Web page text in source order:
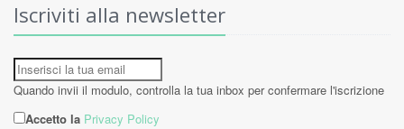
Iscriviti alla newsletter
Quando invii il modulo, controlla la tua inbox per confermare l'iscrizione
Accetto la Privacy Policy